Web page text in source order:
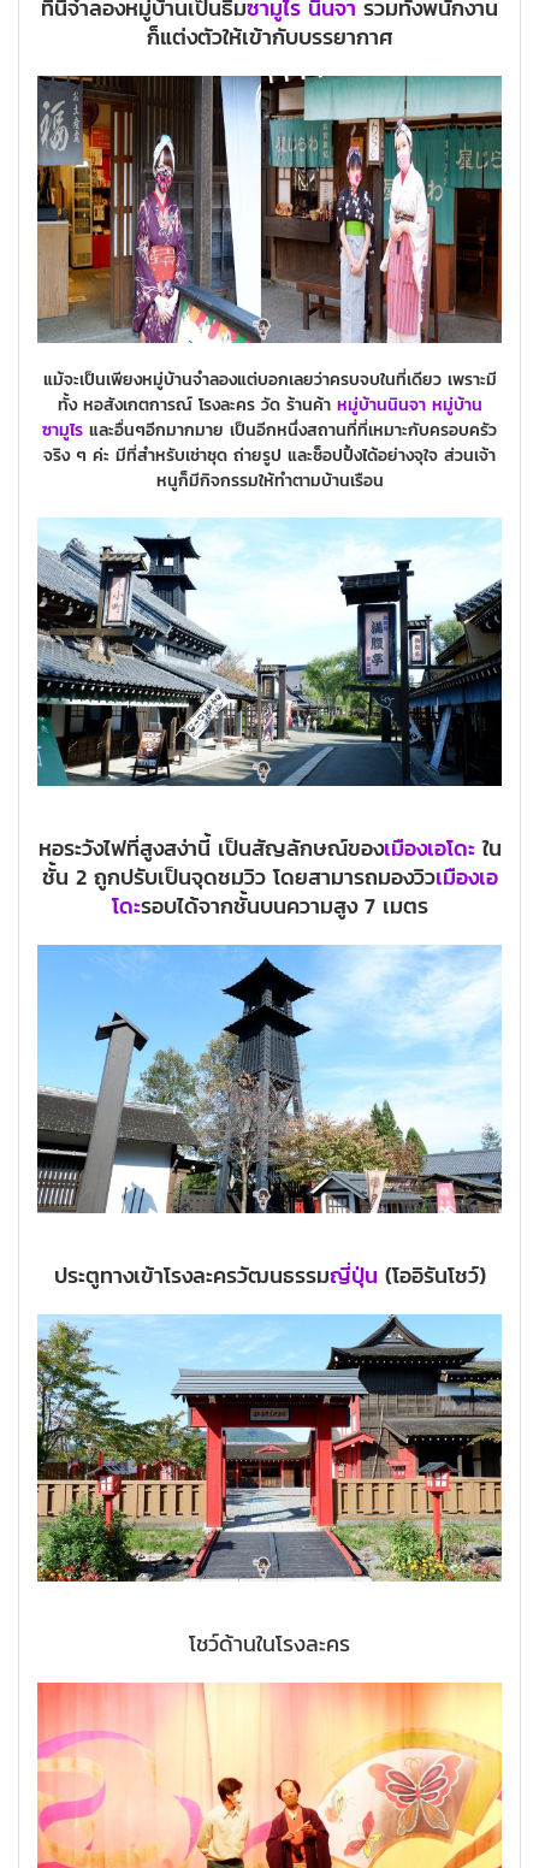
ที่นี่จำลองหมู่บ้านเป็นธีมซามูไร นินจา รวมทั้งพนักงาน
ก็แต่งตัวให้เข้ากับบรรยากาศ
แม้จะเป็นเพียงหมู่บ้านจำลองแต่บอกเลยว่าครบจบในที่เดียว เพราะมี
ทั้ง หอสังเกตการณ์ โรงละคร วัด ร้านค้า หมู่บ้านนินจา หมู่บ้าน
ซามูไร และอื่นๆอีกมากมาย เป็นอีกหนึ่งสถานที่ที่เหมาะกับครอบครัว
จริง ๆ ค่ะ มีที่สำหรับเช่าชุด ถ่ายรูป และช็อปปิ้งได้อย่างจุใจ ส่วนเจ้า
หนูก็มีกิจกรรมให้ทำตามบ้านเรือน
หอระวังไฟที่สูงสง่านี้ เป็นสัญลักษณ์ของเมืองเอโดะใน
ชั้น 2 ถูกปรับเป็นจุดชมวิว โดยสามารถมองวิวเมืองเอ
โดะรอบได้จากชั้นบนความสูง 7 เมตร
ประตูทางเข้าโรงละครวัฒนธรรมญี่ปุ่น (โออิรันโชว์)
โชว์ด้านในโรงละคร